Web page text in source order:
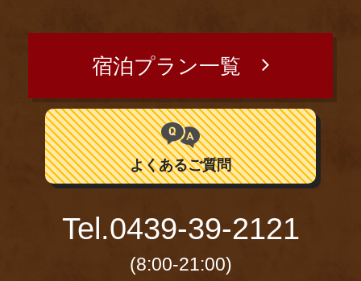
宿泊プラン一覧
よくあるご質問
Tel.0439-39-2121
(8:00-21:00)